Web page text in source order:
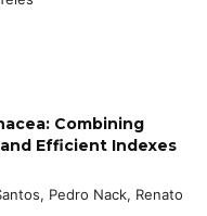
Combining
Efficient Indexes
Pedro Nack, Renato